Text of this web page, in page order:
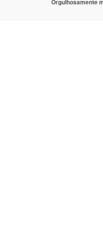
Orgulhosamente